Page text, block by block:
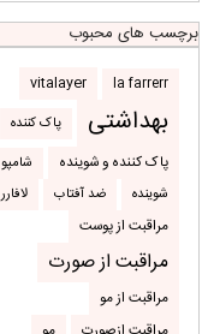
برچسب های محبوب
la farrerr
vitalayer
بهداشتی
پاک کننده
پاک کننده و شوینده
شامپو
شوینده
ضد آفتاب
لافارر
مراقبت از پوست
مراقبت از صورت
مراقبت از مو